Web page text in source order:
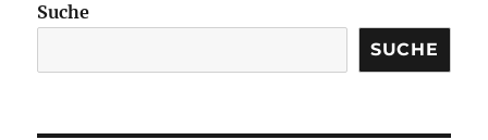
Suche
SUCHE